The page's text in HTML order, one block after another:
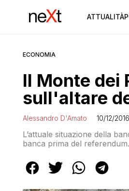
ATTUALITÀ
ECONOMIA
Il Monte dei
sull'altare
Alessandro D'Amato 10/12/2016
L’attuale situazione della
banca prima del